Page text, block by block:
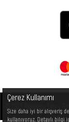
Çerez Kullanımı
Size daha iyi bir alışveriş
kullanıyoruz. Detaylı bilgi